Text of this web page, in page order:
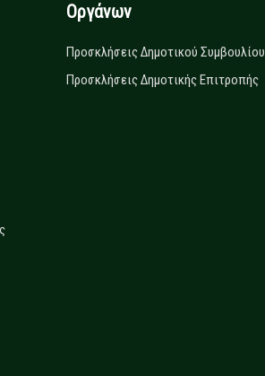
Οργάνων
Προσκλήσεις Δημοτικού Συμβουλίου
Προσκλήσεις Δημοτικής Επιτροπής